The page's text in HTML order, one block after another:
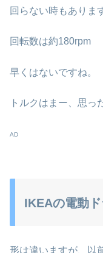
回らない時もありま
回転数は約180rpm
早くはないですね。
トルクはまー、思っ
AD
IKEAの電動
形は違いますが、以